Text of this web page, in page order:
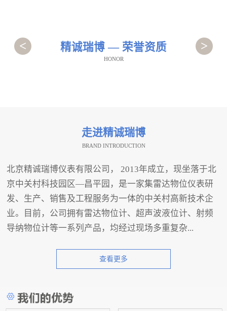
精诚瑞博 — 荣誉资质
HONOR
< >
走进精诚瑞博
BRAND INTRODUCTION
北京精诚瑞博仪表有限公司， 2013年成立，现坐落于北
京中关村科技园区—昌平园，是一家集雷达物位仪表研
发、生产、销售及工程服务为一体的中关村高新技术企
业。目前，公司拥有雷达物位计、超声波液位计、射频
导纳物位计等一系列产品，均经过现场多重复杂...
查看更多